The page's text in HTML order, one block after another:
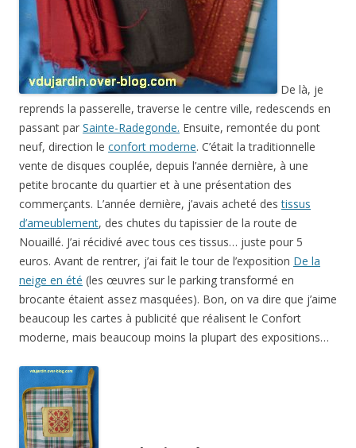
De là, je
reprends la passerelle, traverse le centre ville, redescends en
passant par Sainte-Radegonde. Ensuite, remontée du pont
neuf, direction le confort moderne. C’était la traditionnelle
vente de disques couplée, depuis l’année dernière, à une
petite brocante du quartier et à une présentation des
commerçants. L’année dernière, j’avais acheté destissus
d’ameublement, des chutes du tapissier de la route de
Nouaillé. J’ai récidivé avec tous ces tissus… juste pour 5
euros. Avant de rentrer, j’ai fait le tour de l’exposition De la
neige en été (les œuvres sur le parking transformé en
brocante étaient assez masquées). Bon, on va dire que j’aime
beaucoup les cartes à publicité que réalisent le Confort
moderne, mais beaucoup moins la plupart des expositions…